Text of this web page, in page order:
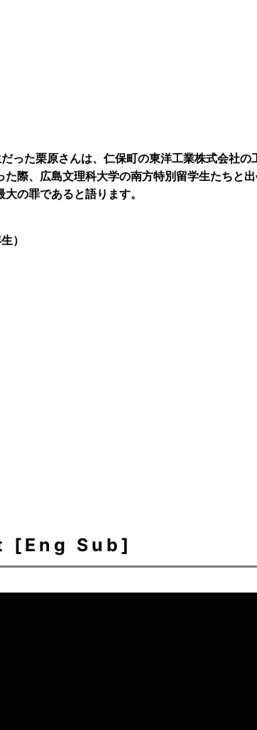
った栗原さんは、仁保町の東洋工業株式会社
た際、広島文理科大学の南方特別留学生たちと
の罪であると語ります。
）
[Eng Sub]